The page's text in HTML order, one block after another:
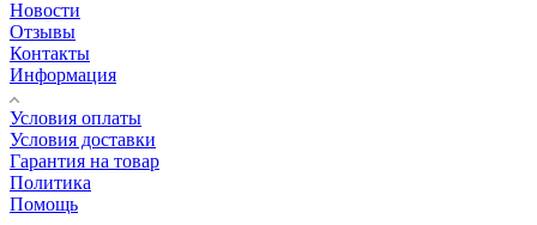
Новости
Отзывы
Контакты
Информация
Условия оплаты
Условия доставки
Гарантия на товар
Политика
Помощь